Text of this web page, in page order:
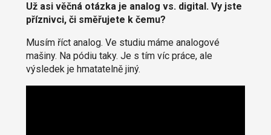
Už asi věčná otázka je analog vs. digital. Vy jste
příznivci, či směřujete k čemu?
Musím říct analog. Ve studiu máme analogové
mašiny. Na pódiu taky. Je s tím víc práce, ale
výsledek je hmatatelně jiný.